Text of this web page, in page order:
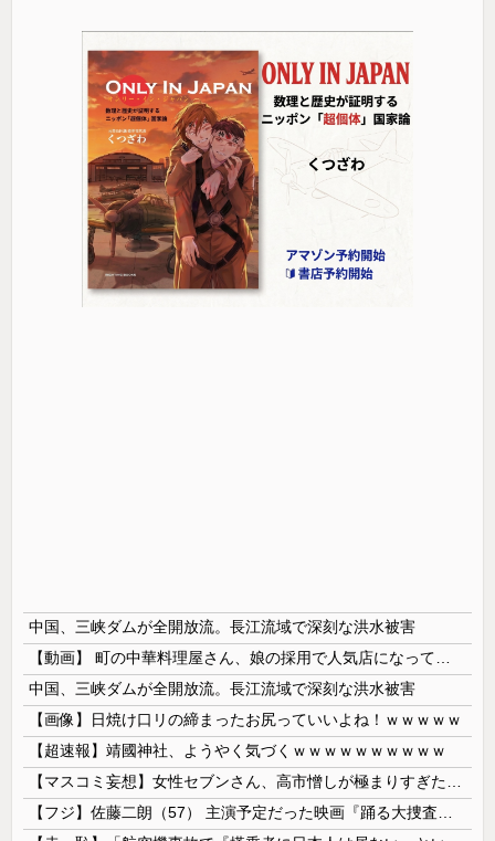
中国、三峡ダムが全開放流。長江流域で深刻な洪水被害
中国、三峡ダムが全開放流。長江流域で深刻な洪水被害
【画像】日焼け口リの締まったお尻っていいよね！ｗｗｗｗｗ
【超速報】靖國神社、ようやく気づくｗｗｗｗｗｗｗｗｗｗ